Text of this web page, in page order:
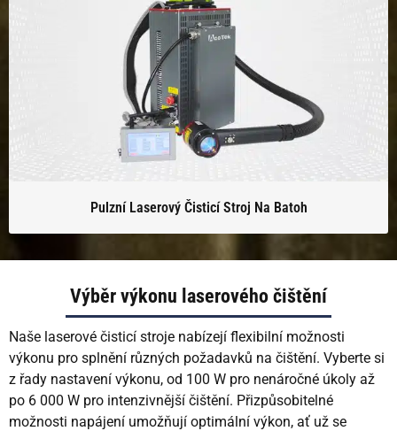
Pulzní Laserový Čisticí Stroj Na Batoh
Výběr výkonu laserového čištění
Naše laserové čisticí stroje nabízejí flexibilní možnosti
výkonu pro splnění různých požadavků na čištění. Vyberte si
z řady nastavení výkonu, od 100 W pro nenáročné úkoly až
po 6 000 W pro intenzivnější čištění. Přizpůsobitelné
možnosti napájení umožňují optimální výkon, ať už se